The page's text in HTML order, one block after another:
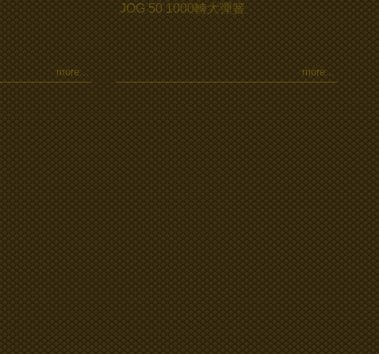
more...
JOG 50 1000轉大彈簧
more...